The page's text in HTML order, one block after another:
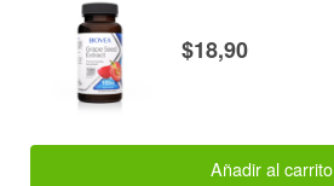
$18,90
Añadir al carrito